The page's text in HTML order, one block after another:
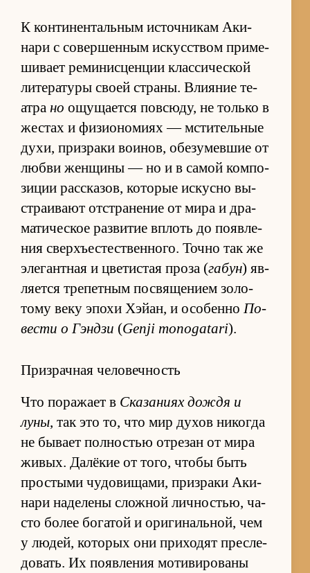
К кон­ти­нен­таль­ным ис­точ­ни­кам Аки­
нари с со­вер­шен­ным ис­кус­ством при­ме­
ши­вает ре­ми­нис­цен­ции клас­си­че­ской
ли­те­ра­туры своей стра­ны. Вли­я­ние те­
атра но ощу­ща­ется по­всю­ду, не только в
же­стах и фи­зио­но­миях — мсти­тель­ные
ду­хи, при­зраки во­и­нов, обе­зу­мев­шие от
лю­бви жен­щины — но и в са­мой ком­по­
зи­ции рас­ска­зов, ко­то­рые ис­кусно вы­
стра­и­вают от­стра­не­ние от мира и дра­
ма­ти­че­ское раз­ви­тие вплоть до по­яв­ле­
ния сверх­ъесте­ствен­но­го. Точно так же
эле­гант­ная и цве­ти­стая проза (габун) яв­
ля­ется тре­пет­ным по­свя­ще­нием зо­ло­
тому веку эпохи Хэйан, и осо­бенно По­
ве­сти о Гэн­дзи (Genji monogatari).
Призрачная человечность
Что по­ра­жает в Ска­за­ниях до­ждя и
луны, так это то, что мир ду­хов ни­ко­гда
не бы­вает пол­но­стью от­ре­зан от мира
жи­вых. Далёкие от то­го, чтобы быть
про­стыми чу­до­ви­ща­ми, при­зраки Аки­
нари на­де­лены слож­ной лич­но­стью, ча­
сто бо­лее бо­га­той и ори­ги­наль­ной, чем
у лю­дей, ко­то­рых они при­хо­дят пре­сле­
до­вать. Их по­яв­ле­ния мо­ти­ви­ро­ваны